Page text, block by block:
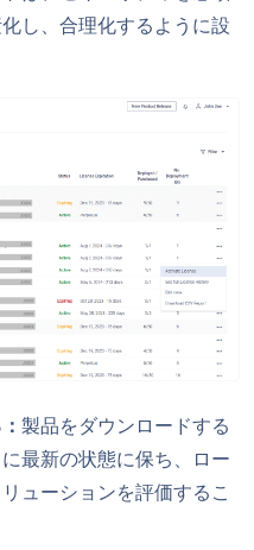
し、合理化するように設
製品をダウンロードする
最新の状態に保ち、ロー
ューションを評価するこ